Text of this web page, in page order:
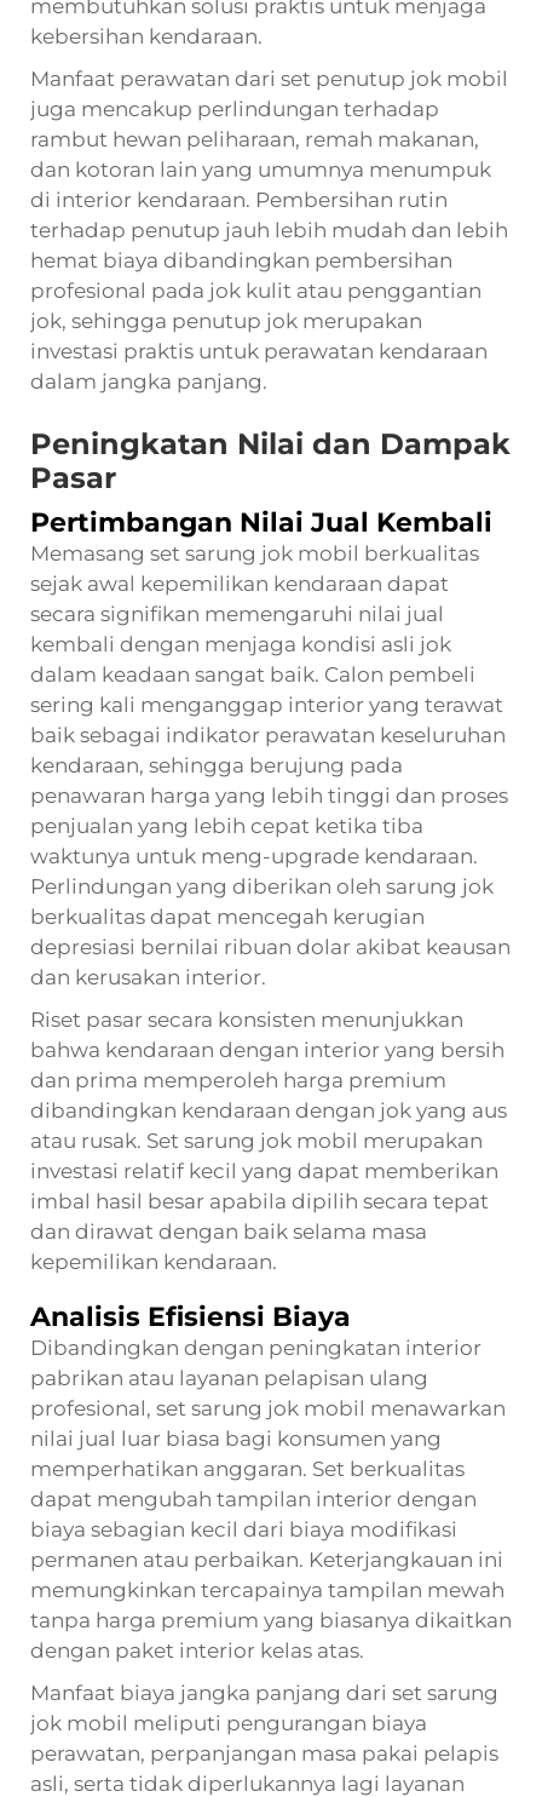
membutuhkan solusi praktis untuk menjaga
kebersihan kendaraan.
Manfaat perawatan dari set penutup jok mobil
juga mencakup perlindungan terhadap
rambut hewan peliharaan, remah makanan,
dan kotoran lain yang umumnya menumpuk
di interior kendaraan. Pembersihan rutin
terhadap penutup jauh lebih mudah dan lebih
hemat biaya dibandingkan pembersihan
profesional pada jok kulit atau penggantian
jok, sehingga penutup jok merupakan
investasi praktis untuk perawatan kendaraan
dalam jangka panjang.
Peningkatan Nilai dan Dampak
Pasar
Pertimbangan Nilai Jual Kembali
Memasang set sarung jok mobil berkualitas
sejak awal kepemilikan kendaraan dapat
secara signifikan memengaruhi nilai jual
kembali dengan menjaga kondisi asli jok
dalam keadaan sangat baik. Calon pembeli
sering kali menganggap interior yang terawat
baik sebagai indikator perawatan keseluruhan
kendaraan, sehingga berujung pada
penawaran harga yang lebih tinggi dan proses
penjualan yang lebih cepat ketika tiba
waktunya untuk meng-upgrade kendaraan.
Perlindungan yang diberikan oleh sarung jok
berkualitas dapat mencegah kerugian
depresiasi bernilai ribuan dolar akibat keausan
dan kerusakan interior.
Riset pasar secara konsisten menunjukkan
bahwa kendaraan dengan interior yang bersih
dan prima memperoleh harga premium
dibandingkan kendaraan dengan jok yang aus
atau rusak. Set sarung jok mobil merupakan
investasi relatif kecil yang dapat memberikan
imbal hasil besar apabila dipilih secara tepat
dan dirawat dengan baik selama masa
kepemilikan kendaraan.
Analisis Efisiensi Biaya
Dibandingkan dengan peningkatan interior
pabrikan atau layanan pelapisan ulang
profesional, set sarung jok mobil menawarkan
nilai jual luar biasa bagi konsumen yang
memperhatikan anggaran. Set berkualitas
dapat mengubah tampilan interior dengan
biaya sebagian kecil dari biaya modifikasi
permanen atau perbaikan. Keterjangkauan ini
memungkinkan tercapainya tampilan mewah
tanpa harga premium yang biasanya dikaitkan
dengan paket interior kelas atas.
Manfaat biaya jangka panjang dari set sarung
jok mobil meliputi pengurangan biaya
perawatan, perpanjangan masa pakai pelapis
asli, serta tidak diperlukannya lagi layanan